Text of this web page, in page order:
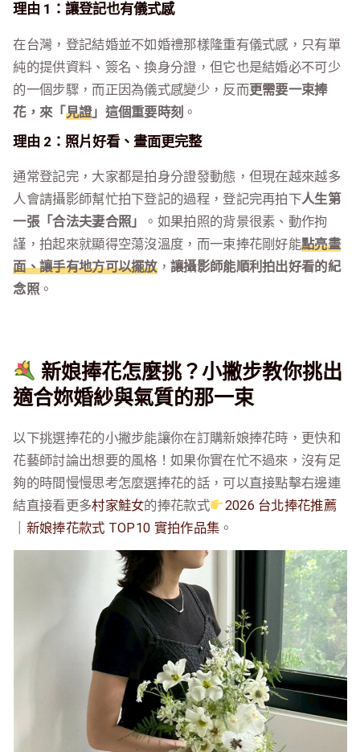
理由 1：讓登記也有儀式感
在台灣，登記結婚並不如婚禮那樣隆重有儀式感，只有單
純的提供資料、簽名、換身分證，但它也是結婚必不可少
的一個步驟，而正因為儀式感變少，反而更需要一束捧
花，來「 見證」這個重要時刻 。
理由 2：照片好看、畫面更完整
通常登記完，大家都是拍身分證發動態，但現在越來越多
人會請攝影師幫忙拍下登記的過程，登記完再拍下人生第
一張「合法夫妻合照」
。如果拍照的背景很素、動作拘
謹，拍起來就顯得空蕩沒溫度，而一束捧花剛好能點亮畫
面、讓手有地方可以擺放，讓攝影師能順利拍出好看的紀
念照 。
新娘捧花怎麼挑？小撇步教你挑出
適合妳婚紗與氣質的那一束
以下挑選捧花的小撇步能讓你在訂購新娘捧花時，更快和
花藝師討論出想要的風格！如果你實在忙不過來，沒有足
夠的時間慢慢思考怎麼選捧花的話，可以直接點擊右邊連
結直接看更多村家鮭女的捧花款式
2026 台北捧花推薦
｜新娘捧花款式 TOP10 實拍作品集 。